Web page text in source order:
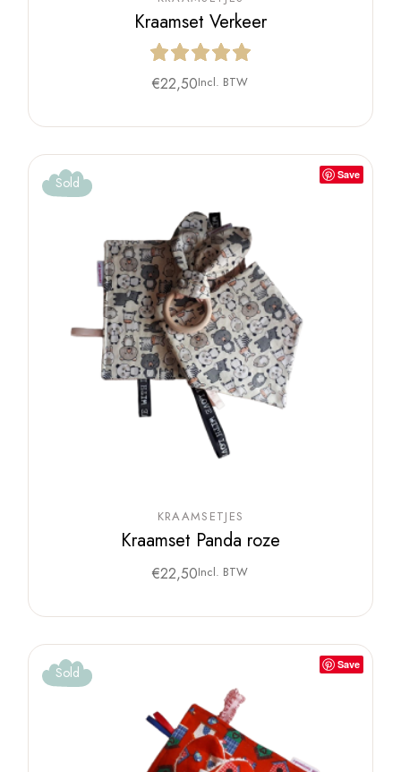
Kraamset Verkeer
€22,50Incl. BTW
Save
Sold
KRAAMSETJES
Kraamset Panda roze
€22,50Incl. BTW
Save
Sold